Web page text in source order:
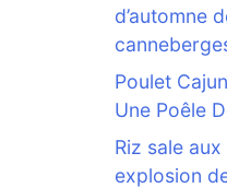
d’automne
Poulet
Une Poêle
Riz sale
explosion